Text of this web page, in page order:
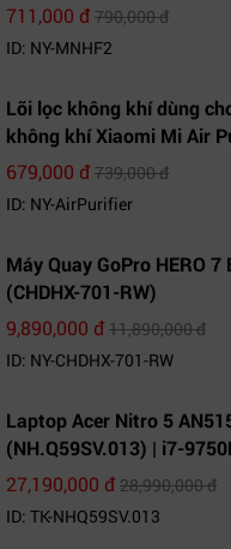
711,000 đ790,000 đ
ID: NY-MNHF2
Lõi lọc không khí dùng
không khí Xiaomi Mi Air
679,000 đ739,000 đ
ID: NY-AirPurifier
Máy Quay GoPro HERO 7
(CHDHX-701-RW)
9,890,000 đ11,890,000 đ
ID: NY-CHDHX-701-RW
Laptop Acer Nitro 5
(NH.Q59SV.013) | i7-
| 1TB HDD | GeForce GTX
27,190,000 đ28,990,000 đ
ID: TK-NHQ59SV.013